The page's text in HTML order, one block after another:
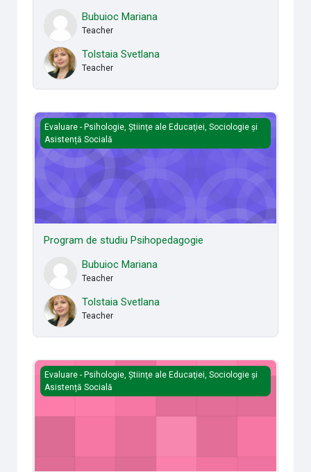
Bubuioc Mariana
Teacher
Tolstaia Svetlana
Teacher
Program de studiu Psihopedagogie
Evaluare - Psihologie, Ştiinţe ale Educaţiei, Sociologie și
Asistență Socială
Program de studiu Psihopedagogie
Bubuioc Mariana
Teacher
Tolstaia Svetlana
Teacher
Program de studiu Sociologie
Evaluare - Psihologie, Ştiinţe ale Educaţiei, Sociologie și
Asistență Socială